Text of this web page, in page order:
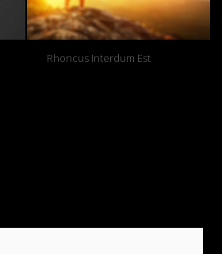
Rhoncus Interdum Est